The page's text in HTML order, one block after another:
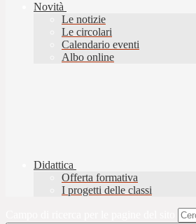
Novità
Le notizie
Le circolari
Calendario eventi
Albo online
Didattica
Offerta formativa
I progetti delle classi